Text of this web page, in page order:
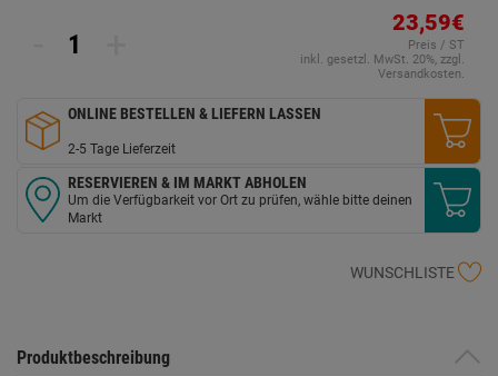
23,59€
Preis / ST
inkl. gesetzl. MwSt. 20%, zzgl.
Versandkosten.
ONLINE BESTELLEN & LIEFERN LASSEN
2-5 Tage Lieferzeit
RESERVIEREN & IM MARKT ABHOLEN
Um die Verfügbarkeit vor Ort zu prüfen, wähle bitte deinen
Markt
WUNSCHLISTE
Produktbeschreibung